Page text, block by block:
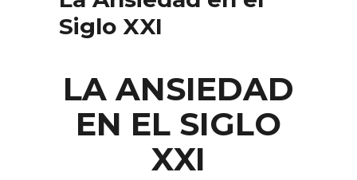
Siglo XXI
LA ANSIEDAD
EN EL SIGLO
XXI